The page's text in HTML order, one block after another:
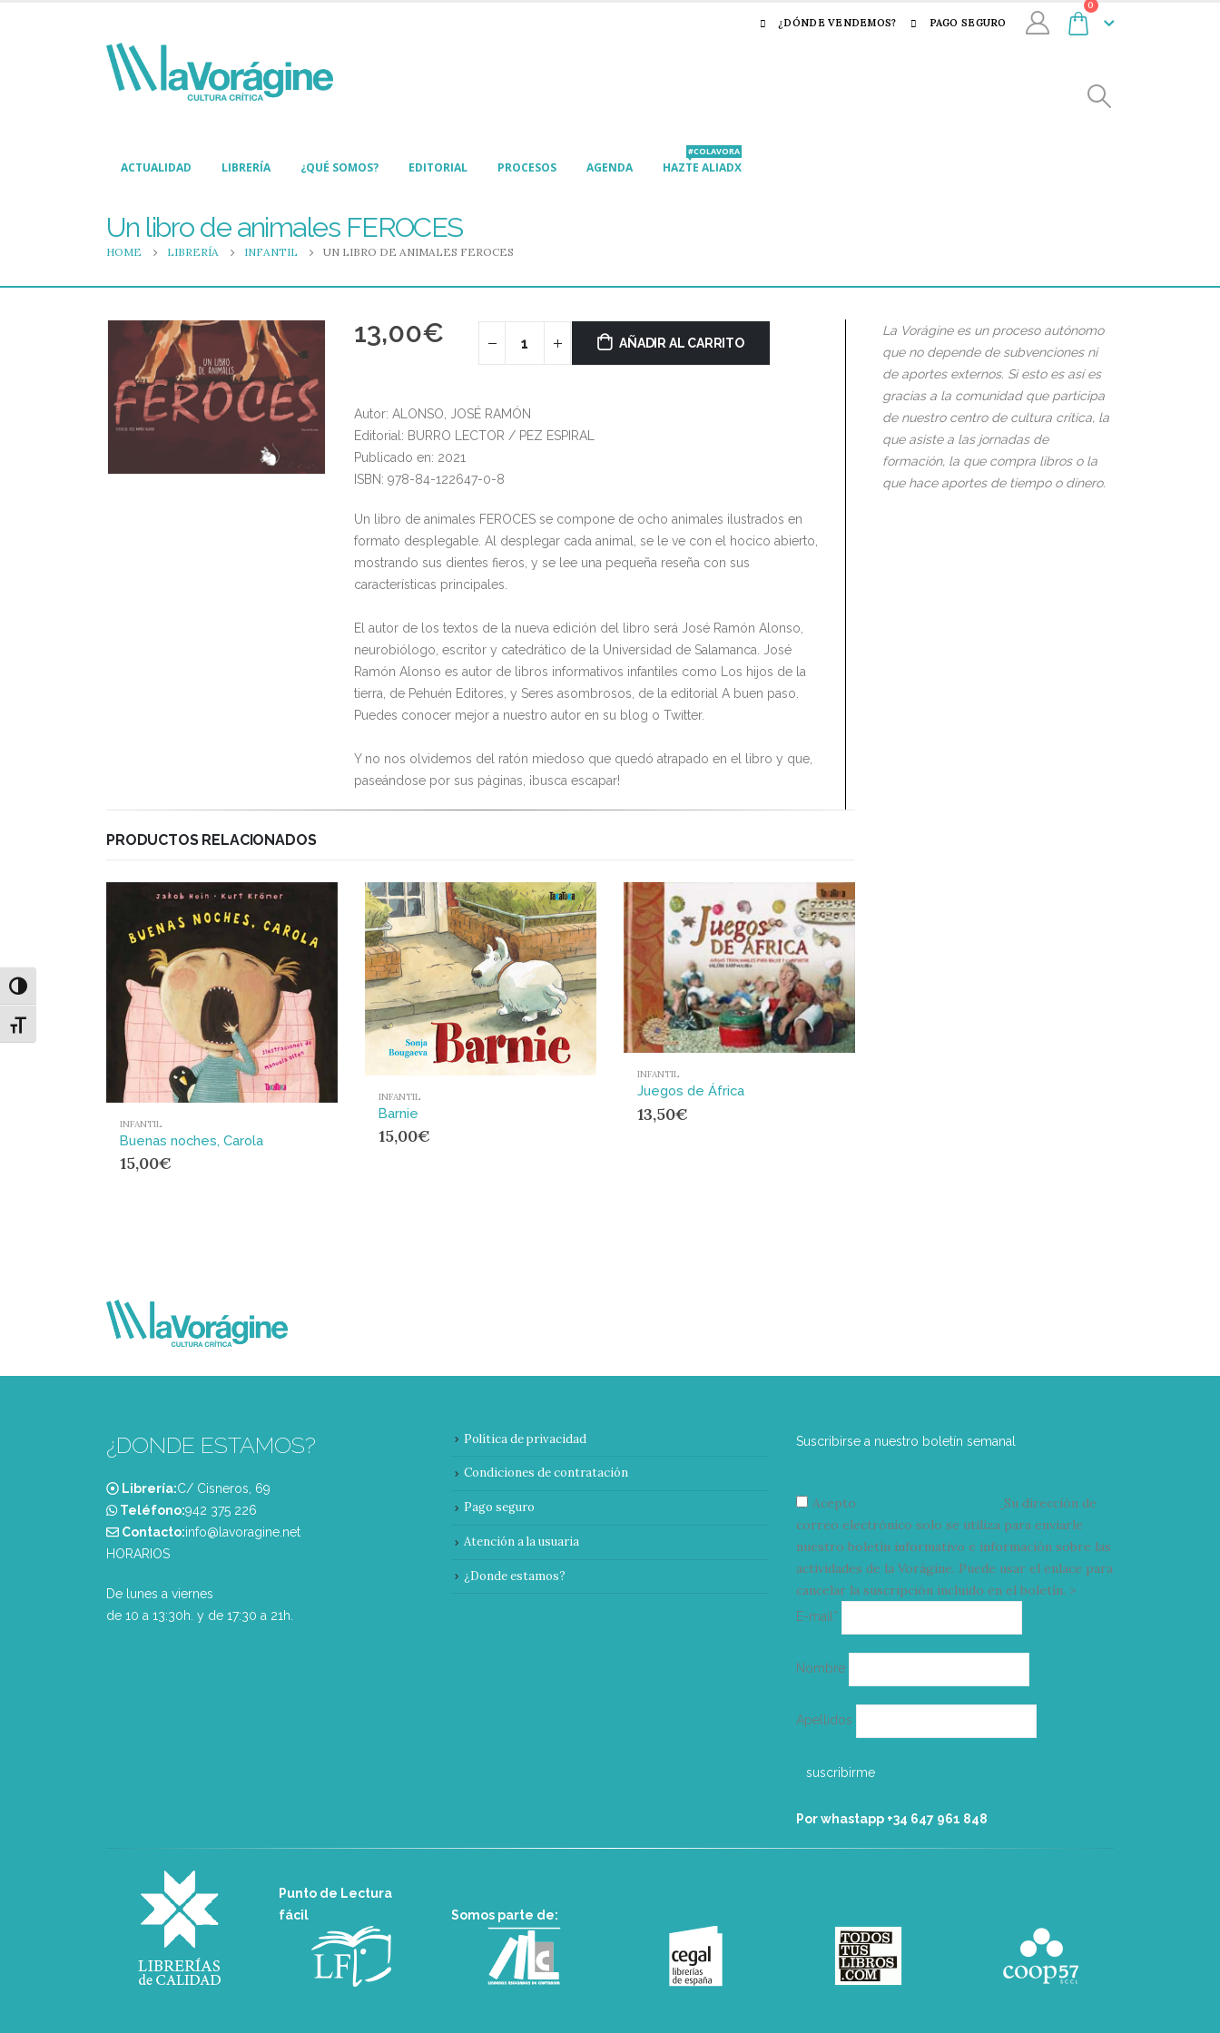
Alternar alto contraste
Alternar tamaño de letra
¿DÓNDE VENDEMOS? PAGO SEGURO
0
ACTUALIDAD LIBRERÍA ¿QUÉ SOMOS? EDITORIAL PROCESOS AGENDA HAZTE ALIADX
#COLAVORA
Un libro de animales FEROCES
HOME LIBRERÍA INFANTIL UN LIBRO DE ANIMALES FEROCES
13,00€ AÑADIR AL CARRITO
Autor: ALONSO, JOSÉ RAMÓN
Editorial: BURRO LECTOR / PEZ ESPIRAL
Publicado en: 2021
ISBN: 978-84-122647-0-8
Un libro de animales FEROCES se compone de ocho animales ilustrados en
formato desplegable. Al desplegar cada animal, se le ve con el hocico abierto,
mostrando sus dientes fieros, y se lee una pequeña reseña con sus
características principales.
El autor de los textos de la nueva edición del libro será José Ramón Alonso,
neurobiólogo, escritor y catedrático de la Universidad de Salamanca. José
Ramón Alonso es autor de libros informativos infantiles como Los hijos de la
tierra, de Pehuén Editores, y Seres asombrosos, de la editorial A buen paso.
Puedes conocer mejor a nuestro autor en su blog o Twitter.
Y no nos olvidemos del ratón miedoso que quedó atrapado en el libro y que,
paseándose por sus páginas, ¡busca escapar!
PRODUCTOS RELACIONADOS
INFANTIL
Buenas noches, Carola
15,00€
INFANTIL
Barnie
15,00€
INFANTIL
Juegos de África
13,50€
La Vorágine es un proceso autónomo
que no depende de subvenciones ni
de aportes externos. Si esto es así es
gracias a la comunidad que participa
de nuestro centro de cultura crítica, la
que asiste a las jornadas de
formación, la que compra libros o la
que hace aportes de tiempo o dinero.
¿DONDE ESTAMOS?
Librería:C/ Cisneros, 69
Teléfono:‭942 375 226‬
Contacto:info@lavoragine.net
HORARIOS
De lunes a viernes
de 10 a 13:30h. y de 17:30 a 21h.
Política de privacidad
Condiciones de contratación
Pago seguro
Atención a la usuaria
¿Donde estamos?
Suscribirse a nuestro boletín semanal
Acepto
Su dirección de
correo electrónico solo se utiliza para enviarle
nuestro boletín informativo e información sobre las
actividades de la Vorágine. Puede usar el enlace para
cancelar la suscripción incluido en el boletín. >
E-mail*
electrónico
Nombre
Apellidos
Por whastapp +34 ‭647 961 848‬
Punto de Lectura
fácil
Somos parte de: